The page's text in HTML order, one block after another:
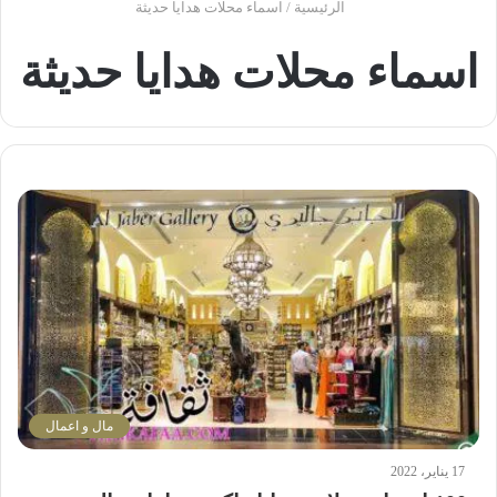
الرئيسية / اسماء محلات هدايا حديثة
اسماء محلات هدايا حديثة
مال و اعمال
17 يناير، 2022